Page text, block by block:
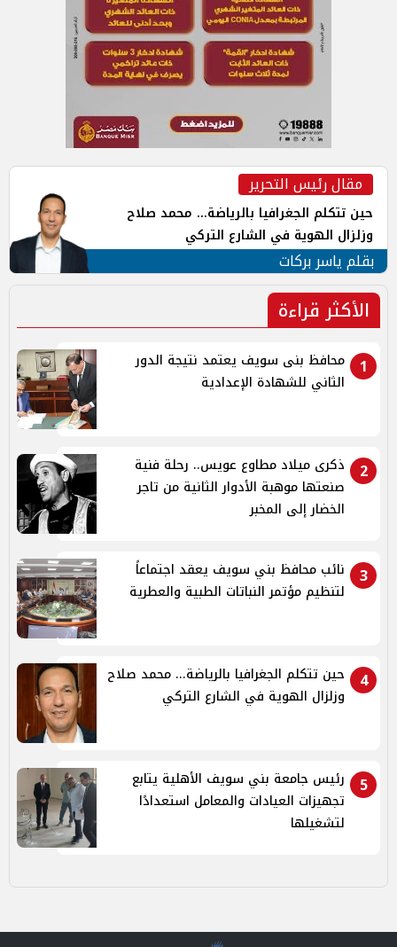
مقال رئيس التحرير
حين تتكلم الجغرافيا بالرياضة... محمد صلاح
وزلزال الهوية في الشارع التركي
بقلم ياسر بركات
الأكثر قراءة
1
محافظ بنى سويف يعتمد نتيجة الدور
الثاني للشهادة الإعدادية
2
ذكرى ميلاد مطاوع عويس.. رحلة فنية
صنعتها موهبة الأدوار الثانية من تاجر
الخضار إلى المخبر
3
نائب محافظ بني سويف يعقد اجتماعاً
لتنظيم مؤتمر النباتات الطبية والعطرية
4
حين تتكلم الجغرافيا بالرياضة... محمد صلاح
وزلزال الهوية في الشارع التركي
5
رئيس جامعة بني سويف الأهلية يتابع
تجهيزات العيادات والمعامل استعدادًا
لتشغيلها